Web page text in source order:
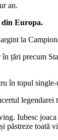
an.
din Europa.
la
țări precum
în topul single-
legendarei
Iubesc
toată